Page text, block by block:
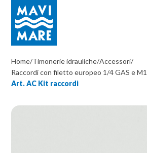
Home/Timonerie idrauliche/Accessori/
Raccordi con filetto europeo 1/4 GAS e
Art. AC Kit raccordi